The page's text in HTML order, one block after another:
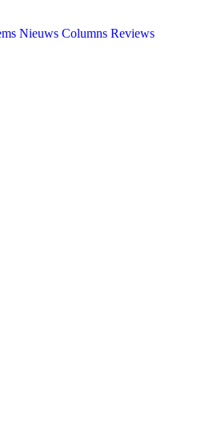
Nieuws Columns Reviews